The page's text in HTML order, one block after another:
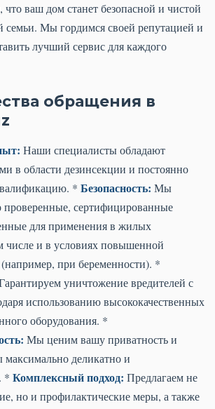
что ваш дом станет безопасной и чистой
семьи. Мы гордимся своей репутацией и
лучший сервис для каждого
обращения в
Наши специалисты обладают
в области дезинсекции и постоянно
* Безопасность: Мы
проверенные, сертифицированные
для применения в жилых
числе и в условиях повышенной
(например, при беременности). *
уничтожение вредителей с
использованию высококачественных
оборудования. *
Мы ценим вашу приватность и
деликатно и
* Комплексный подход: Предлагаем не
но и профилактические меры, а также